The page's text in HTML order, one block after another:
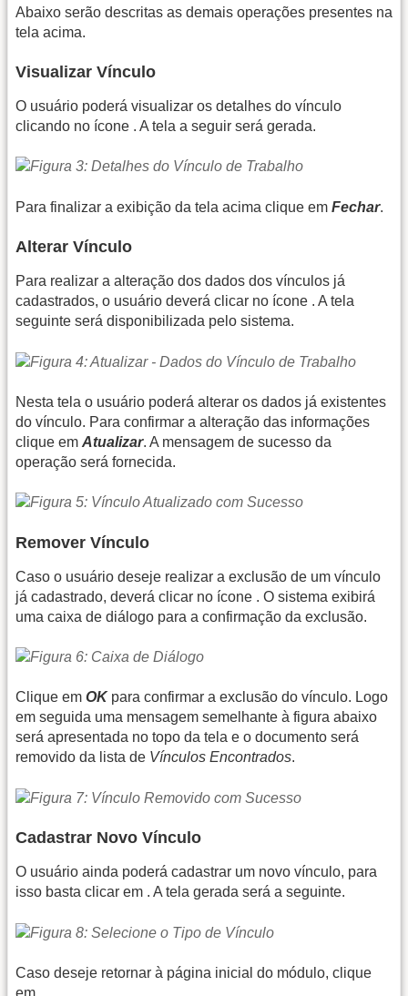
Abaixo serão descritas as demais operações presentes na
tela acima.
Visualizar Vínculo
O usuário poderá visualizar os detalhes do vínculo
clicando no ícone . A tela a seguir será gerada.
Para finalizar a exibição da tela acima clique em Fechar.
Alterar Vínculo
Para realizar a alteração dos dados dos vínculos já
cadastrados, o usuário deverá clicar no ícone . A tela
seguinte será disponibilizada pelo sistema.
Nesta tela o usuário poderá alterar os dados já existentes
do vínculo. Para confirmar a alteração das informações
clique em Atualizar. A mensagem de sucesso da
operação será fornecida.
Remover Vínculo
Caso o usuário deseje realizar a exclusão de um vínculo
já cadastrado, deverá clicar no ícone . O sistema exibirá
uma caixa de diálogo para a confirmação da exclusão.
Clique em OK para confirmar a exclusão do vínculo. Logo
em seguida uma mensagem semelhante à figura abaixo
será apresentada no topo da tela e o documento será
removido da lista de Vínculos Encontrados.
Cadastrar Novo Vínculo
O usuário ainda poderá cadastrar um novo vínculo, para
isso basta clicar em . A tela gerada será a seguinte.
Caso deseje retornar à página inicial do módulo, clique
em